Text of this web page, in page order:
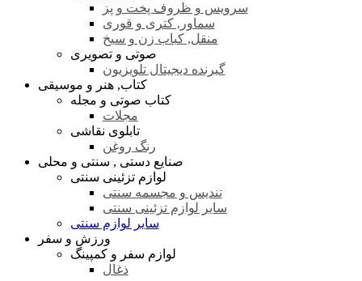
سرویس و ظروف پخت و پز
سماور, کتری و قوری
منقل, کباب زن و سیخ
صوتی و تصویری
گیرنده دیجیتال تلویزیون
کتاب, هنر و موسیقی
کتاب صوتی و مجله
مجلات
تابلوی نقاشی
رنگ روغن
صنایع دستی , سنتی و محلی
لوازم تزئینی سنتی
تندیس و مجسمه سنتی
سایر لوازم تزئینی سنتی
سایر لوازم سنتی
ورزش و سفر
لوازم سفر و کمپینگ
ذغال